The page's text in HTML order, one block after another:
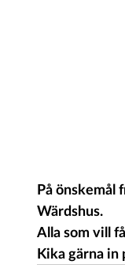
På önskemål
Wärdshus.
Alla som vill
Kika gärna in